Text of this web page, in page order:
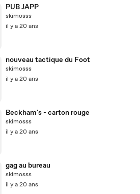
PUB JAPP
skimosss
il y a 20 ans
nouveau tactique du Foot
skimosss
il y a 20 ans
Beckham's - carton rouge
skimosss
il y a 20 ans
gag au bureau
skimosss
il y a 20 ans